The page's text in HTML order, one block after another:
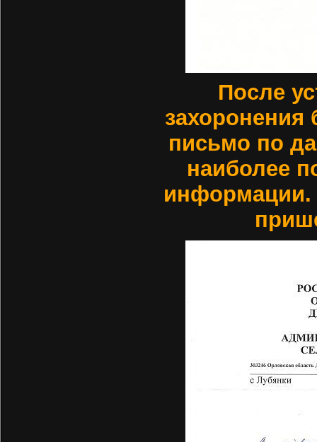
После
письмо по
наиболее
информации.